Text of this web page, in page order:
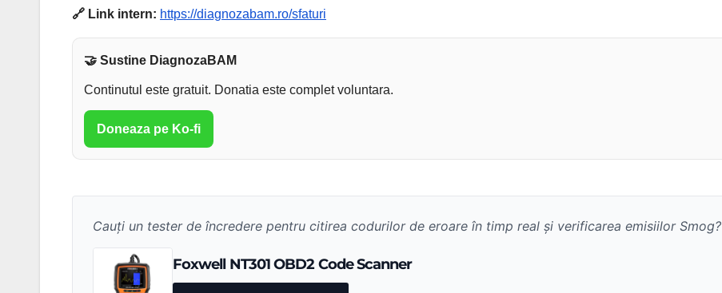
🔗 Link intern: https://diagnozabam.ro/sfaturi
🤝 Sustine DiagnozaBAM
Continutul este gratuit. Donatia este complet voluntara.
Doneaza pe Ko-fi
Cauți un tester de încredere pentru citirea codurilor de eroare în timp real și verificarea emisiilor Smog?
Foxwell NT301 OBD2 Code Scanner